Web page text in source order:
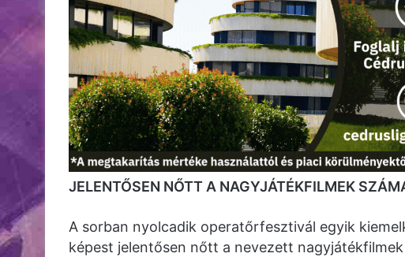
JELENTŐSEN NŐTT A NAGYJÁTÉKFILMEK
A sorban nyolcadik operatőrfesztivál egyik
képest jelentősen nőtt a nevezett